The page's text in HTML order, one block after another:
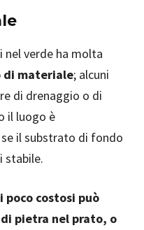
nel verde ha molta
di materiale; alcuni
di drenaggio o di
il luogo è
il substrato di fondo
stabile.
poco costosi può
pietra nel prato, o